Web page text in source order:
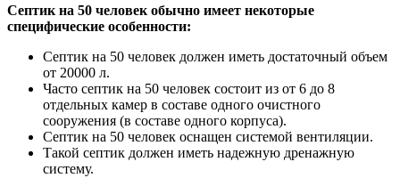
Септик на 50 человек обычно имеет некоторые
специфические особенности:
Септик на 50 человек должен иметь достаточный объем
от 20000 л.
Часто септик на 50 человек состоит из от 6 до 8
отдельных камер в составе одного очистного
сооружения (в составе одного корпуса).
Септик на 50 человек оснащен системой вентиляции.
Такой септик должен иметь надежную дренажную
систему.